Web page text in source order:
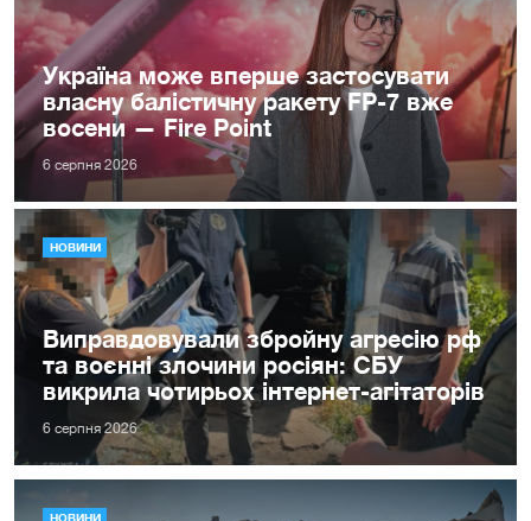
Україна може вперше застосувати
власну балістичну ракету FP-7 вже
восени — Fire Point
6 серпня 2026
НОВИНИ
Виправдовували збройну агресію рф
та воєнні злочини росіян: СБУ
викрила чотирьох інтернет-агітаторів
6 серпня 2026
НОВИНИ